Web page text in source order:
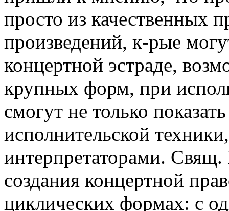
просто из качественных
произведений, к-рые
концертной эстраде,
крупных форм, при
смогут не только
исполнительской
интерпретаторами. Свящ.
создания концертной
циклических формах: с